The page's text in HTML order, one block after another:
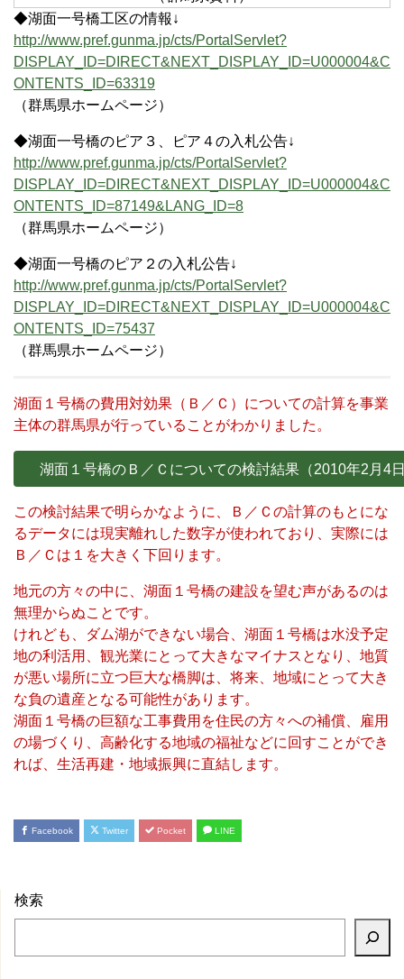
◆湖面一号橋工区の情報↓
http://www.pref.gunma.jp/cts/PortalServlet?
DISPLAY_ID=DIRECT&NEXT_DISPLAY_ID=U000004&C
ONTENTS_ID=63319
（群馬県ホームページ）
◆湖面一号橋のピア３、ピア４の入札公告↓
http://www.pref.gunma.jp/cts/PortalServlet?
DISPLAY_ID=DIRECT&NEXT_DISPLAY_ID=U000004&C
ONTENTS_ID=87149&LANG_ID=8
（群馬県ホームページ）
◆湖面一号橋のピア２の入札公告↓
http://www.pref.gunma.jp/cts/PortalServlet?
DISPLAY_ID=DIRECT&NEXT_DISPLAY_ID=U000004&C
ONTENTS_ID=75437
（群馬県ホームページ）
湖面１号橋の費用対効果（Ｂ／Ｃ）についての計算を事業
主体の群馬県が行っていることがわかりました。
湖面１号橋のＢ／Ｃについての検討結果（2010年2月4
この検討結果で明らかなように、Ｂ／Ｃの計算のもとにな
るデータには現実離れした数字が使われており、実際には
Ｂ／Ｃは１を大きく下回ります。
地元の方々の中に、湖面１号橋の建設を望む声があるのは
無理からぬことです。
けれども、ダム湖ができない場合、湖面１号橋は水没予定
地の利活用、観光業にとって大きなマイナスとなり、地質
が悪い場所に立つ巨大な橋脚は、将来、地域にとって大き
な負の遺産となる可能性があります。
湖面１号橋の巨額な工事費用を住民の方々への補償、雇用
の場づくり、高齢化する地域の福祉などに回すことができ
れば、生活再建・地域振興に直結します。
Facebook Twitter Pocket LINE
検索